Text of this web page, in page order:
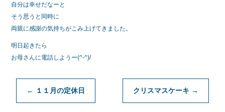
自分は幸せだなーと
そう思うと同時に
両親に感謝の気持ちがこみ上げてきました。
明日起きたら
お母さんに電話しようー(^-^)/
← １１月の定休日 クリスマスケーキ →